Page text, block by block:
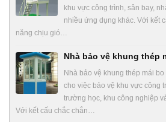
khu vực công trình, sân bay,
nhiều ứng dụng khác. Với kết
năng chịu gió…
Nhà bảo vệ khung thép
Nhà bảo vệ khung thép mái
cho việc bảo vệ khu vực công
trường học, khu công nghiệp
Với kết cấu chắc chắn…